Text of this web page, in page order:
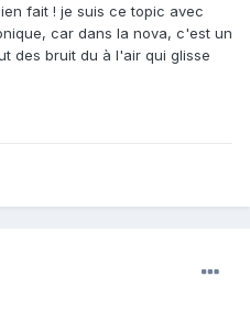
fait ! je suis ce topic avec
car dans la nova, c'est un
des bruit du à l'air qui glisse